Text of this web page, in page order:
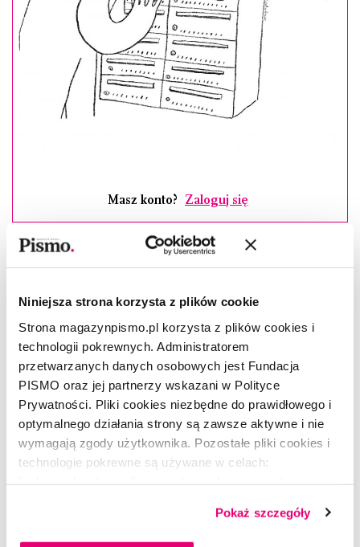
Niniejsza strona korzysta z plików cookie
Strona magazynpismo.pl korzysta z plików cookies i
technologii pokrewnych. Administratorem
przetwarzanych danych osobowych jest Fundacja
PISMO oraz jej partnerzy wskazani w Polityce
Prywatności. Pliki cookies niezbędne do prawidłowego i
optymalnego działania strony są zawsze aktywne i nie
wymagają zgody użytkownika. Pozostałe pliki cookies i
technologie pokrewne są używane w celach:
dobrowolną zgodę na pliki cookies i technologie
pokrewne, zgadzasz się na przechowywanie informacji
Pokaż szczegóły
Masz konto? Zaloguj się
Agnieszka Karacz
–(ur. 1975), absolwentka germanistyki i
italianistyki na Leibniz Universität w Hanowerze oraz
CZYTAJ TAKŻE